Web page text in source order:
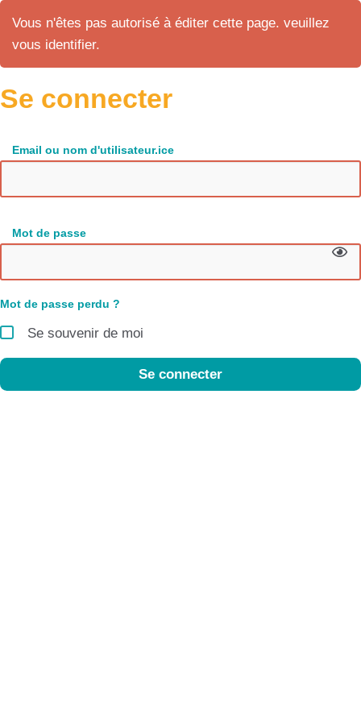
Vous n'êtes pas autorisé à éditer cette page. veuillez
vous identifier.
Se connecter
Email ou nom d'utilisateur.ice
Mot de passe
Mot de passe perdu ?
Se souvenir de moi
Se connecter